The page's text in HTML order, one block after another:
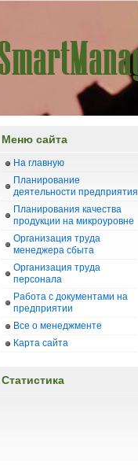
Меню сайта
На главную
Планирование
деятельности предприятия
Планирования качества
продукции на микроуровне
Организация труда
менеджера сбыта
Организация труда
персонала
Работа с документами на
предприятии
Все о менеджменте
Карта сайта
Статистика